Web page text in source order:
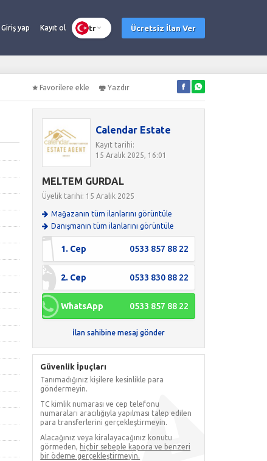
Giriş yap Kayıt ol tr Ücretsiz İlan Ver
Favorilere ekle Yazdır
Calendar Estate
Kayıt tarihi:
15 Aralık 2025, 16:01
MELTEM GURDAL
Üyelik tarihi: 15 Aralık 2025
Mağazanın tüm ilanlarını görüntüle
Danışmanın tüm ilanlarını görüntüle
1. Cep 0533 857 88 22
2. Cep 0533 830 88 22
WhatsApp 0533 857 88 22
İlan sahibine mesaj gönder
Güvenlik İpuçları
Tanımadığınız kişilere kesinlikle para
göndermeyin.
TC kimlik numarası ve cep telefonu
numaraları aracılığıyla yapılması talep edilen
para transferlerini gerçekleştirmeyin.
Alacağınız veya kiralayacağınız konutu
görmeden, hiçbir sebeple kapora ve benzeri
bir ödeme gerçekleştirmeyin.